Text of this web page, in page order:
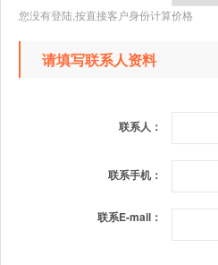
您没有登陆,按直接客户身份计算价格
请填写联系人资料
联系人：
联系手机：
联系E-mail：